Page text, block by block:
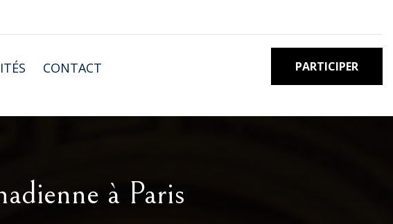
CONTACT PARTICIPER
à Paris